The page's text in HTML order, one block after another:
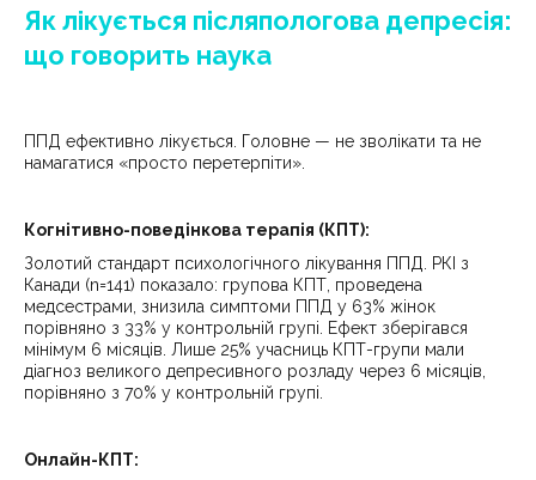
Як лікується післяпологова депресія:
що говорить наука
ППД ефективно лікується. Головне — не зволікати та не
намагатися «просто перетерпіти».
Когнітивно-поведінкова терапія (КПТ):
Золотий стандарт психологічного лікування ППД. РКІ з
Канади (n=141) показало: групова КПТ, проведена
медсестрами, знизила симптоми ППД у 63% жінок
порівняно з 33% у контрольній групі. Ефект зберігався
мінімум 6 місяців. Лише 25% учасниць КПТ-групи мали
діагноз великого депресивного розладу через 6 місяців,
порівняно з 70% у контрольній групі.
Онлайн-КПТ: